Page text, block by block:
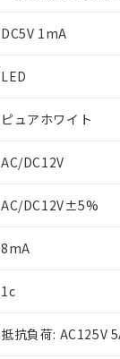
DC5V 1mA
LED
ピュアホワイト
AC/DC12V
AC/DC12V±5%
8mA
1c
抵抗負荷: AC125V
対応済み：